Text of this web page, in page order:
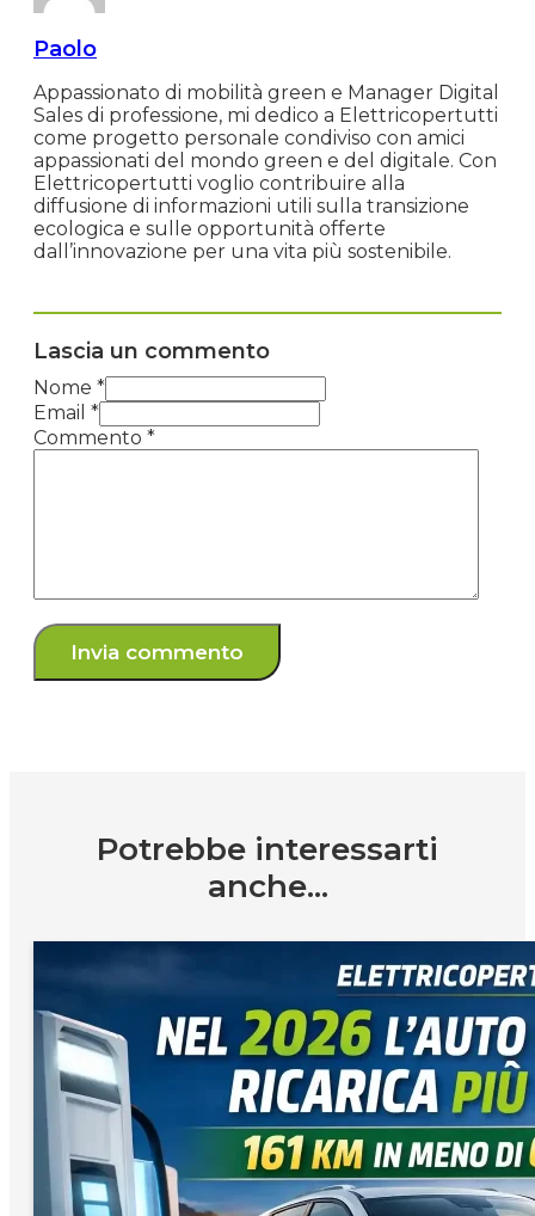
Paolo
Appassionato di mobilità green e Manager Digital
Sales di professione, mi dedico a Elettricopertutti
come progetto personale condiviso con amici
appassionati del mondo green e del digitale. Con
Elettricopertutti voglio contribuire alla
diffusione di informazioni utili sulla transizione
ecologica e sulle opportunità offerte
dall’innovazione per una vita più sostenibile.
Lascia un commento
Nome *
Email *
Commento *
Potrebbe interessarti
anche...